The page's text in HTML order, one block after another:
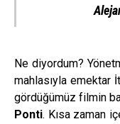
Ne diyordum?
mahlasıyla emektar
gördüğümüz filmin
Ponti. Kısa zaman